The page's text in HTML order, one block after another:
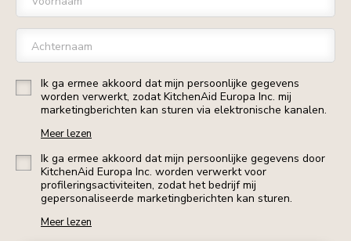
Achternaam
Ik ga ermee akkoord dat mijn persoonlijke gegevens
worden verwerkt, zodat KitchenAid Europa Inc. mij
marketingberichten kan sturen via elektronische kanalen.
Meer lezen
Ik ga ermee akkoord dat mijn persoonlijke gegevens door
KitchenAid Europa Inc. worden verwerkt voor
profileringsactiviteiten, zodat het bedrijf mij
gepersonaliseerde marketingberichten kan sturen.
Meer lezen